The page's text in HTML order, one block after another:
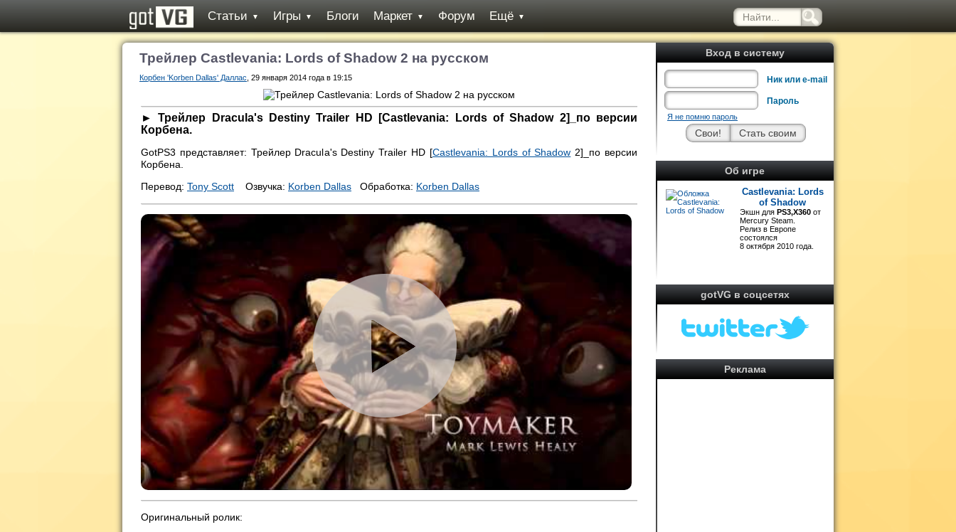
Статьи ▼ Игры ▼ Блоги Маркет ▼ Форум Ещё ▼
Вход в систему
Ник или e-mail
Пароль
Я не помню пароль
Об игре
Castlevania: Lords
of Shadow
Экшн для PS3,X360 от
Mercury Steam.
Релиз в Европе
состоялся
8 октября 2010 года.
gotVG в соцсетях
Реклама
Трейлер Castlevania: Lords of Shadow 2 на русском
Корбен 'Korben Dallas' Даллас , 29 января 2014 года в 19:15
► Трейлер Dracula's Destiny Trailer HD [Castlevania: Lords of Shadow 2]_по версии
Корбена.
GotPS3 представляет: Трейлер Dracula's Destiny Trailer HD [Castlevania: Lords of Shadow 2]_по версии
Корбена.
Перевод: Tony Scott Озвучка: Korben Dallas Обработка: Korben Dallas
Оригинальный ролик: